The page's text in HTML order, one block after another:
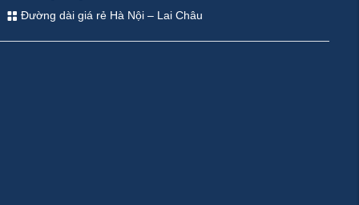
Đường dài giá rẻ Hà Nội – Lai Châu